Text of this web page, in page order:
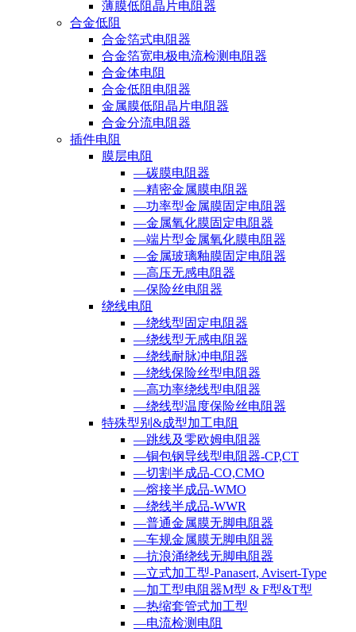
薄膜低阻晶片电阻器
合金低阻
合金箔式电阻器
合金箔宽电极电流检测电阻器
合金体电阻
合金低阻电阻器
金属膜低阻晶片电阻器
合金分流电阻器
插件电阻
膜层电阻
—碳膜电阻器
—精密金属膜电阻器
—功率型金属膜固定电阻器
—金属氧化膜固定电阻器
—端片型金属氧化膜电阻器
—金属玻璃釉膜固定电阻器
—高压无感电阻器
—保险丝电阻器
绕线电阻
—绕线型固定电阻器
—绕线型无感电阻器
—绕线耐脉冲电阻器
—绕线保险丝型电阻器
—高功率绕线型电阻器
—绕线型温度保险丝电阻器
特殊型别&成型加工电阻
—跳线及零欧姆电阻器
—铜包钢导线型电阻器-CP,CT
—切割半成品-CO,CMO
—熔接半成品-WMO
—绕线半成品-WWR
—普通金属膜无脚电阻器
—车规金属膜无脚电阻器
—抗浪涌绕线无脚电阻器
—立式加工型-Panasert, Avisert-Type
—加工型电阻器M型 & F型&T型
—热缩套管式加工型
—电流检测电阻